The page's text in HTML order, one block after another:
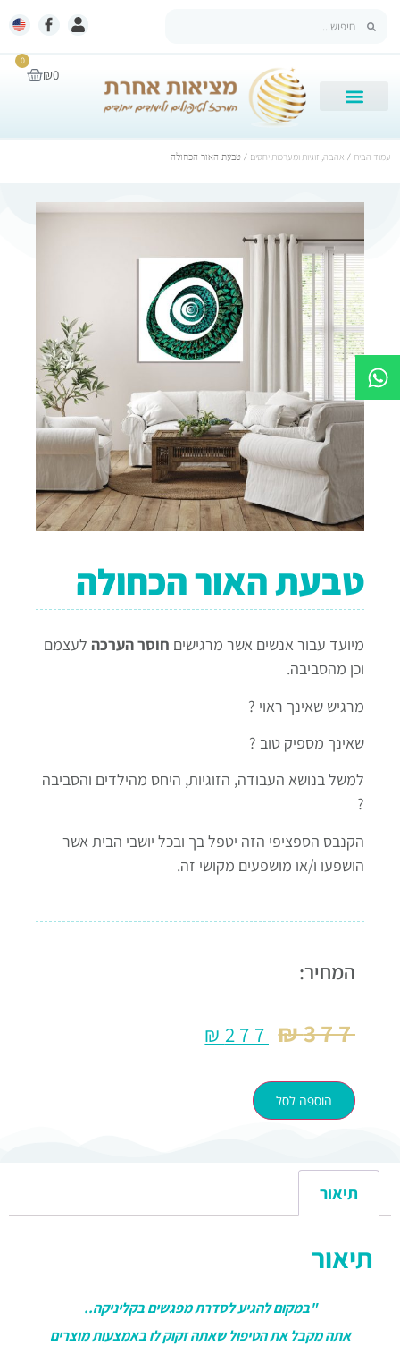
₪0
0
עמוד הבית / אהבה, זוגיות ומערכות יחסים / טבעת האור הכחולה
טבעת האור הכחולה
מיועד עבור אנשים אשר מרגישים חוסר הערכה לעצמם
וכן מהסביבה.
מרגיש שאינך ראוי ?
שאינך מספיק טוב ?
למשל בנושא העבודה, הזוגיות, היחס מהילדים והסביבה
?
הקנבס הספציפי הזה יטפל בך ובכל יושבי הבית אשר
הושפעו ו/או מושפעים מקושי זה.
המחיר:
₪377
₪ 277
הוספה לסל
תיאור
תיאור
"במקום להגיע לסדרת מפגשים בקליניקה..
אתה מקבל את הטיפול שאתה זקוק לו באמצעות מוצרים